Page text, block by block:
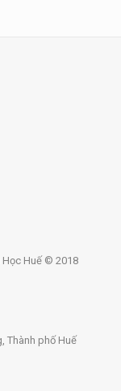
Học Huế © 2018
Thành phố Huế